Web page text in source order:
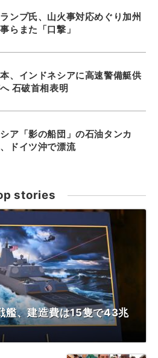
ランプ氏、山火事対応めぐり加州
らまた「口撃」
、インドネシアに高速警備艇供
石破首相表明
ア「影の船団」の石油タンカ
ドイツ沖で漂流
stories
艦、建造費は15隻で43兆